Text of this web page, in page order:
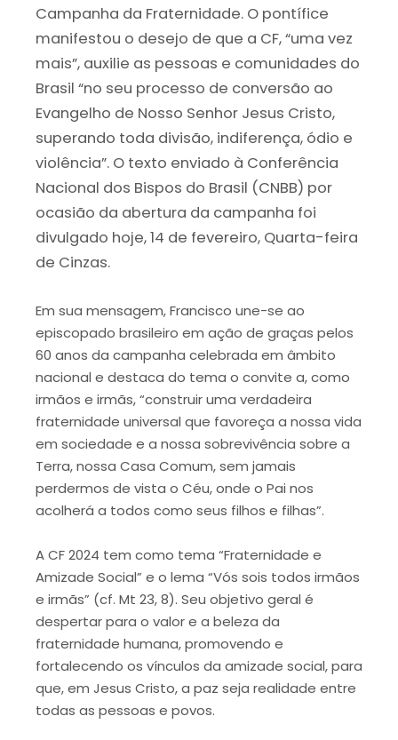
Campanha da Fraternidade. O pontífice
manifestou o desejo de que a CF, “uma vez
mais”, auxilie as pessoas e comunidades do
Brasil “no seu processo de conversão ao
Evangelho de Nosso Senhor Jesus Cristo,
superando toda divisão, indiferença, ódio e
violência”. O texto enviado à Conferência
Nacional dos Bispos do Brasil (CNBB) por
ocasião da abertura da campanha foi
divulgado hoje, 14 de fevereiro, Quarta-feira
de Cinzas.
Em sua mensagem, Francisco une-se ao
episcopado brasileiro em ação de graças pelos
60 anos da campanha celebrada em âmbito
nacional e destaca do tema o convite a, como
irmãos e irmãs, “construir uma verdadeira
fraternidade universal que favoreça a nossa vida
em sociedade e a nossa sobrevivência sobre a
Terra, nossa Casa Comum, sem jamais
perdermos de vista o Céu, onde o Pai nos
acolherá a todos como seus filhos e filhas”.
A CF 2024 tem como tema “Fraternidade e
Amizade Social” e o lema “Vós sois todos irmãos
e irmãs” (cf. Mt 23, 8). Seu objetivo geral é
despertar para o valor e a beleza da
fraternidade humana, promovendo e
fortalecendo os vínculos da amizade social, para
que, em Jesus Cristo, a paz seja realidade entre
todas as pessoas e povos.